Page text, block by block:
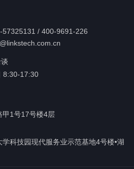
57325131 / 400-9691-226
8:30-17:30
甲1号17号楼4层
科技园现代服务业示范基地4号楼•湖